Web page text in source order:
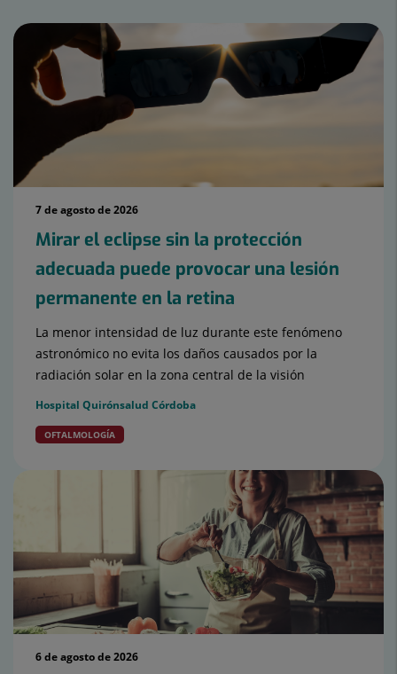
7 de agosto de 2026
Mirar el eclipse sin la protección
adecuada puede provocar una lesión
permanente en la retina
La menor intensidad de luz durante este fenómeno
astronómico no evita los daños causados por la
radiación solar en la zona central de la visión
Hospital Quirónsalud Córdoba
OFTALMOLOGÍA
6 de agosto de 2026